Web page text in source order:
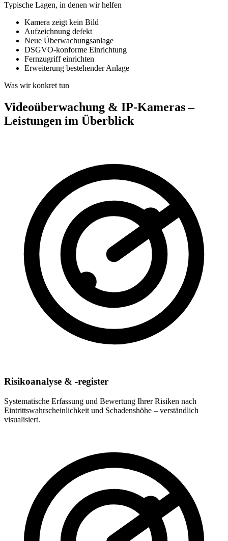
Typische Lagen, in denen wir helfen
Kamera zeigt kein Bild
Aufzeichnung defekt
Neue Überwachungsanlage
DSGVO-konforme Einrichtung
Fernzugriff einrichten
Erweiterung bestehender Anlage
Was wir konkret tun
Videoüberwachung & IP-Kameras –
Leistungen im Überblick
Risikoanalyse & -register
Systematische Erfassung und Bewertung Ihrer Risiken nach
Eintrittswahrscheinlichkeit und Schadenshöhe – verständlich
visualisiert.